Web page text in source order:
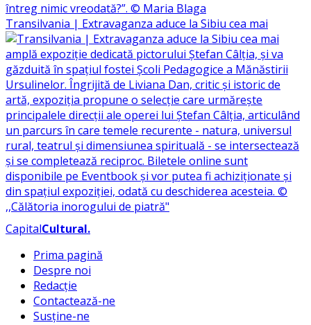
Transilvania | Extravaganza aduce la Sibiu cea mai
CapitalCultural.
Prima pagină
Despre noi
Redacție
Contactează-ne
Susține-ne